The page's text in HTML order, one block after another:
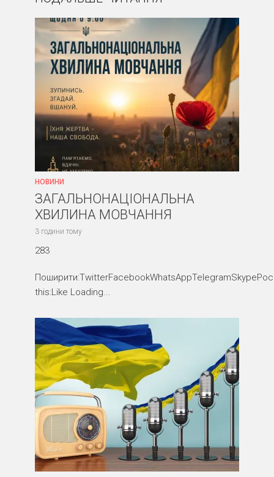
НОВИНИ
ЗАГАЛЬНОНАЦІОНАЛЬНА
ХВИЛИНА МОВЧАННЯ
3 години тому
283
this:Like Loading...